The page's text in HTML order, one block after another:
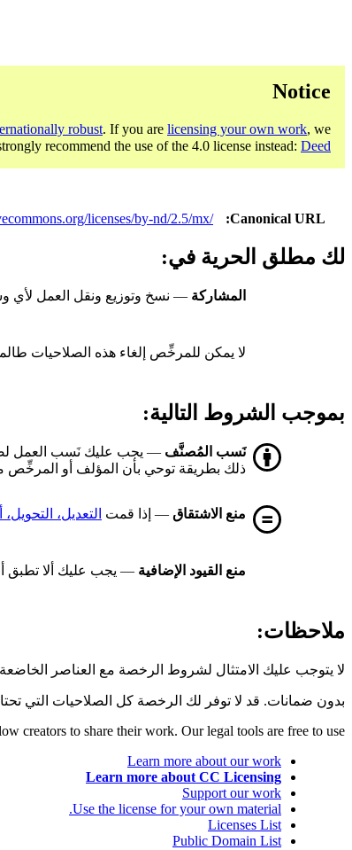
Notice
robust. If you are licensing your own work, we
recommend the use of the 4.0 license instead: Deed - نَسْبُ الـمُصنَّف، مَنْع الاشتقاق 4.0 دولي
Canonical URL
licenses/by-nd/2.5/mx/
لك مطلق الحرية في:
المشاركة — نسخ وتوزيع ونقل العمل لأي
لا يمكن للمرخِّص إلغاء هذه الصلاحيات
بموجب الشروط التالية:
نَسب المُصنَّف — يجب عليك نَسب العمل
ذلك بطريقة توحي بأن المؤلف أو المرخِّص
منع الاشتقاق — إذا قمت التعديل، التحويل،
منع القيود الإضافية — يجب عليك ألا تطبق
ملاحظات:
لا يتوجب عليك الامتثال لشروط الرخصة مع العناصر
بدون ضمانات. قد لا توفر لك الرخصة كل الصلاحيات التي
creators to share their work. Our legal tools are free to use.
Learn more about our work
Learn more about CC Licensing
Support our work
Use the license for your own material.
Licenses List
Public Domain List